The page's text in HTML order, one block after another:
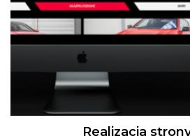
Realizacja